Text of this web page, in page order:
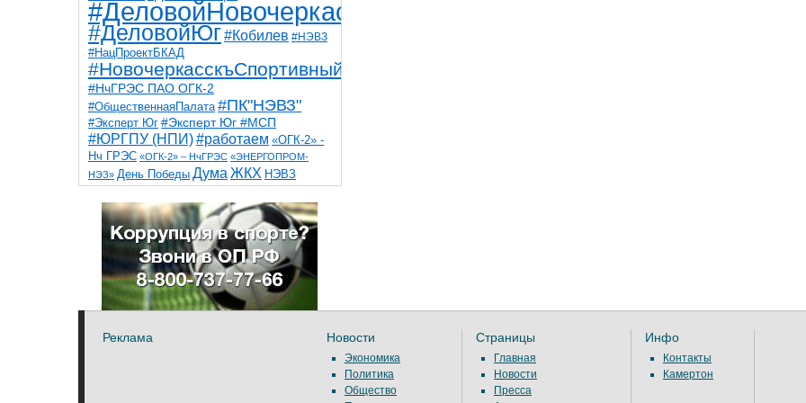
#ДеловойНовочеркасск
#ДеловойЮг#Кобилев #НЭВЗ
#НацПроектБКАД
#НовочеркасскъСпортивный
#НчГРЭС ПАО ОГК-2
#ОбщественнаяПалата #ПК"НЭВЗ"
#Эксперт Юг #Эксперт Юг #МСП
#ЮРГПУ (НПИ)#работаем «ОГК-2» -
Нч ГРЭС «ОГК-2» – НчГРЭС «ЭНЕРГОПРОМ-
НЭЗ» День Победы Дума ЖКХ НЭВЗ
НчГРЭС ТНТ
благоустройствоветераны выборы
детидороги казаки коррупция космос
общественная палата парк пожар роща
спорт театр транспорт художники
Реклама Новости
Экономика
Политика
Общество
Страницы
Главная
Новости
Пресса
Инфо
Контакты
Камертон